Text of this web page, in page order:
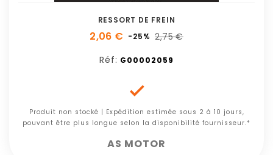
RESSORT DE FREIN
2,06 € -25% 2,75 €
Réf: G00002059

Produit non stocké | Expédition estimée sous 2 à 10 jours,
pouvant être plus longue selon la disponibilité fournisseur.*
AS MOTOR